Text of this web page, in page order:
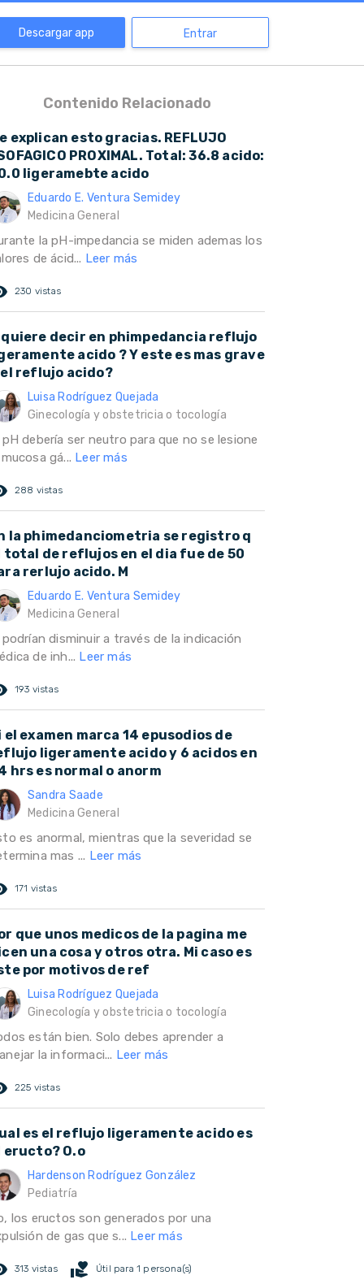
Descargar app Entrar
Contenido Relacionado
explican esto gracias. REFLUJO
PROXIMAL. Total: 36.8 acido:
ligeramebte acido
Eduardo E. Ventura Semidey
Medicina General
la pH-impedancia se miden ademas los
de ácid... Leer más
230 vistas
quiere decir en phimpedancia reflujo
acido ? Y este es mas grave
reflujo acido?
Luisa Rodríguez Quejada
Ginecología y obstetricia o tocología
pH debería ser neutro para que no se lesione
gá... Leer más
288 vistas
la phimedanciometria se registro q
total de reflujos en el dia fue de 50
rerlujo acido. M
Eduardo E. Ventura Semidey
Medicina General
podrían disminuir a través de la indicación
de inh... Leer más
193 vistas
el examen marca 14 epusodios de
ligeramente acido y 6 acidos en
hrs es normal o anorm
Sandra Saade
Medicina General
es anormal, mientras que la severidad se
mas ... Leer más
171 vistas
que unos medicos de la pagina me
una cosa y otros otra. Mi caso es
por motivos de ref
Luisa Rodríguez Quejada
Ginecología y obstetricia o tocología
están bien. Solo debes aprender a
la informaci... Leer más
225 vistas
es el reflujo ligeramente acido es
eructo? O.o
Hardenson Rodríguez González
Pediatría
los eructos son generados por una
de gas que s... Leer más
313 vistas volunteer_activism Útil para 1 persona(s)